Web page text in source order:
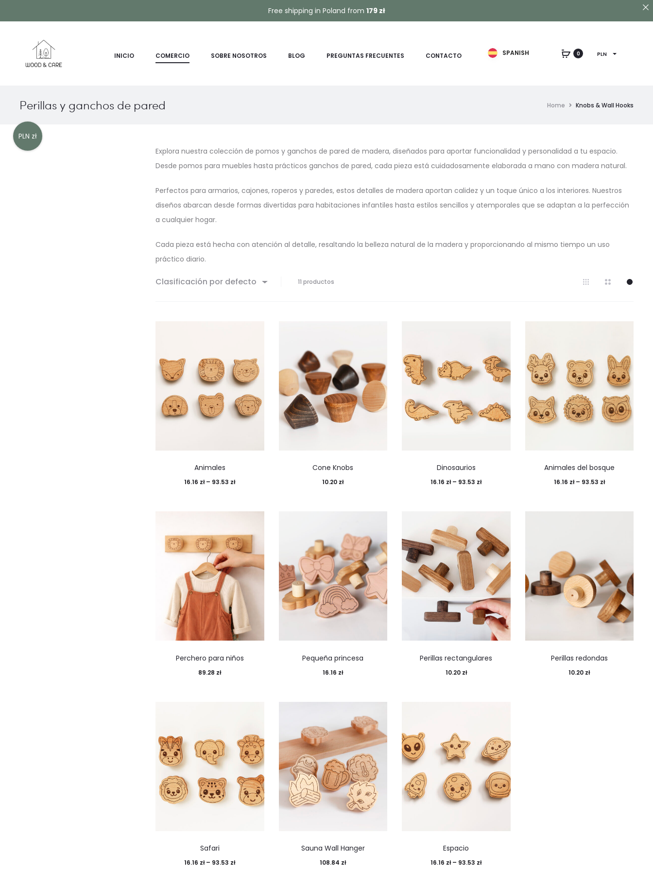
INICIO COMERCIO SOBRE NOSOTROS BLOG PREGUNTAS FRECUENTES CONTACTO SPANISH 0 PLN
Perillas y ganchos de pared Home Knobs & Wall Hooks
Explora nuestra colección de pomos y ganchos de pared de madera, diseñados para aportar funcionalidad y personalidad a tu espacio.
Desde pomos para muebles hasta prácticos ganchos de pared, cada pieza está cuidadosamente elaborada a mano con madera natural.
Perfectos para armarios, cajones, roperos y paredes, estos detalles de madera aportan calidez y un toque único a los interiores. Nuestros
diseños abarcan desde formas divertidas para habitaciones infantiles hasta estilos sencillos y atemporales que se adaptan a la perfección
a cualquier hogar.
Cada pieza está hecha con atención al detalle, resaltando la belleza natural de la madera y proporcionando al mismo tiempo un uso
práctico diario.
Clasificación por defecto 11 productos
Animales
16.16 zł – 93.53 zł
Cone Knobs
10.20 zł
Dinosaurios
16.16 zł – 93.53 zł
Animales del bosque
16.16 zł – 93.53 zł
Perchero para niños
89.28 zł
Pequeña princesa
16.16 zł
Perillas rectangulares
10.20 zł
Perillas redondas
10.20 zł
Safari
16.16 zł – 93.53 zł
Sauna Wall Hanger
108.84 zł
Espacio
16.16 zł – 93.53 zł
Free shipping in Poland from 179 zł
PLN zł